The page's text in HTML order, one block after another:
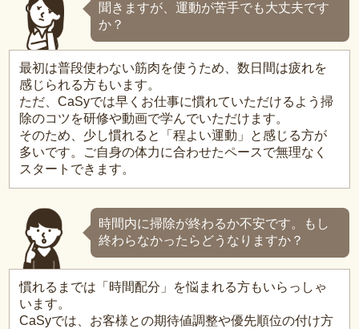
聞きますが、運動が苦手でも大丈夫です
か？
最初は普段使わない筋肉を使うため、数日間は疲れを
感じられる方もいます。
ただ、CaSyでは早くお仕事に慣れていただけるよう掃
除のコツを研修や動画で学んでいただけます。
そのため、少し慣れると「程よい運動」と感じる方が
多いです。ご自身の体力に合わせたペースで無理なく
スタートできます。
時間内に掃除が終わるか不安です。もし
終わらなかったらどうなりますか？
慣れるまでは「時間配分」を悩まれる方もいらっしゃ
います。
CaSyでは、お客様との期待値調整や優先順位の付け方